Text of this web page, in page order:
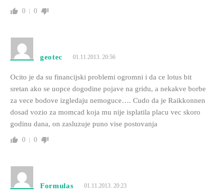
0 0
geotec 01.11.2013. 20:56
Ocito je da su financijski problemi ogromni i da ce lotus bit
sretan ako se uopce dogodine pojave na gridu, a nekakve borbe
za vece bodove izgledaju nemoguce…. Cudo da je Raikkonnen
dosad vozio za momcad koja mu nije isplatila placu vec skoro
godinu dana, on zasluzuje puno vise postovanja
0 0
Formulas 01.11.2013. 20:23